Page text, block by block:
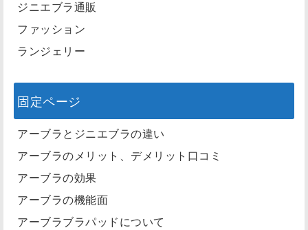
ジニエブラ通販
ファッション
ランジェリー
固定ページ
アーブラとジニエブラの違い
アーブラのメリット、デメリット口コミ
アーブラの効果
アーブラの機能面
アーブラブラパッドについて